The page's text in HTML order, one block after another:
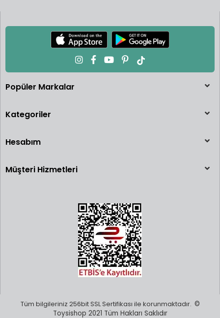
Popüler Markalar
Kategoriler
Hesabım
Müşteri Hizmetleri
Tüm bilgileriniz 256bit SSL Sertifikası ile korunmaktadır. ©
Toysishop 2021 Tüm Hakları Saklıdır